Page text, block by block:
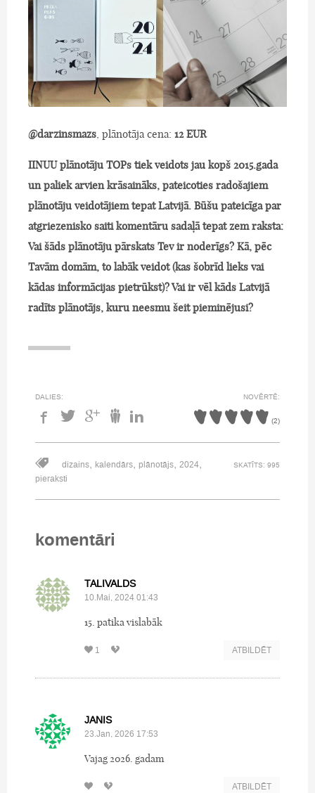
@darzinsmazs , plānotāja cena: 12 EUR
IINUU plānotāju TOPs tiek veidots jau kopš 2015.gada
un paliek arvien krāsaināks, pateicoties radošajiem
plānotāju veidotājiem tepat Latvijā. Būšu pateicīga par
atgriezenisko saiti komentāru sadaļā tepat zem raksta:
Vai šāds plānotāju pārskats Tev ir noderīgs? Kā, pēc
Tavām domām, to labāk veidot (kas šobrīd lieks vai
kādas informācijas pietrūkst)? Vai ir vēl kāds Latvijā
radīts plānotājs, kuru neesmu šeit pieminējusi?
DALIES: NOVĒRTĒ:
(2)
dizains, kalendārs, plānotājs, 2024,
pieraksti
SKATĪTS: 995
komentāri
TALIVALDS
10.Mai, 2024 01:43
15. patika vislabāk
1 ATBILDĒT
JANIS
23.Jan, 2026 17:53
Vajag 2026. gadam
ATBILDĒT